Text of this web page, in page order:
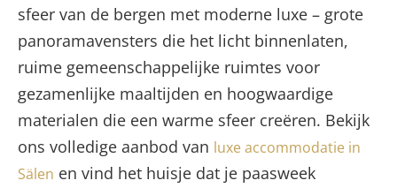
sfeer van de bergen met moderne luxe – grote
panoramavensters die het licht binnenlaten,
ruime gemeenschappelijke ruimtes voor
gezamenlijke maaltijden en hoogwaardige
materialen die een warme sfeer creëren. Bekijk
ons volledige aanbod van luxe accommodatie in
Sälen en vind het huisje dat je paasweek